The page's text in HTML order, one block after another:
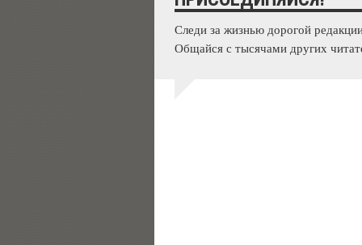
Следи за жизнью дорогой
Общайся с тысячами других